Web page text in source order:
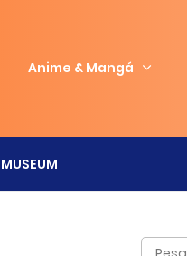
Anime & Mangá
MUSEUM